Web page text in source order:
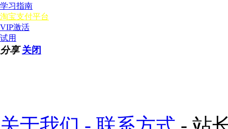
学习指南
淘宝支付平台
VIP激活
试用
分享 关闭